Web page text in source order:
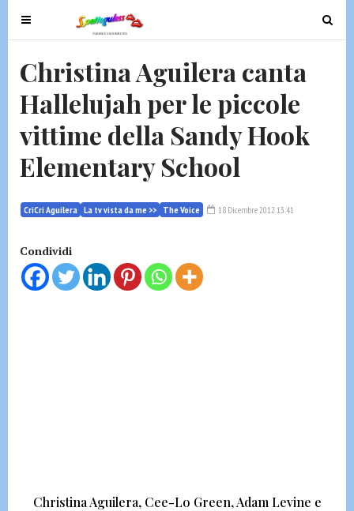
T
o
g
l
e
n
g
t
o
T
o
Christina Aguilera canta
Hallelujah per le piccole
vittime della Sandy Hook
Elementary School
CriCri Aguilera La tv vista da me >> The Voice 18 Dicembre 2012 13:41
Condividi
Christina Aguilera, Cee-Lo Green, Adam Levine e